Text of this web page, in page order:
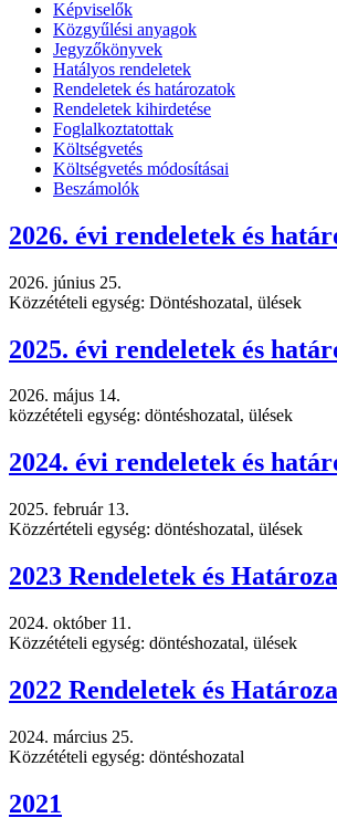
Képviselők
Közgyűlési anyagok
Jegyzőkönyvek
Hatályos rendeletek
Rendeletek és határozatok
Rendeletek kihirdetése
Foglalkoztatottak
Költségvetés
Költségvetés módosításai
Beszámolók
2026. évi rendeletek és
2026. június 25.
Közzétételi egység: Döntéshozatal, ülések
2025. évi rendeletek és
2026. május 14.
közzétételi egység: döntéshozatal, ülések
2024. évi rendeletek és
2025. február 13.
Közzértételi egység: döntéshozatal, ülések
2023 Rendeletek és
2024. október 11.
Közzétételi egység: döntéshozatal, ülések
2022 Rendeletek és
2024. március 25.
Közzétételi egység: döntéshozatal
2021